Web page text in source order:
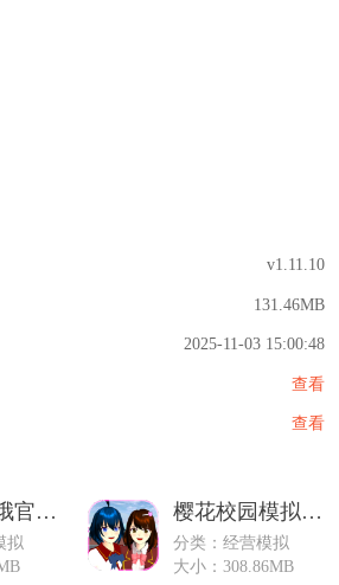
v1.11.10
131.46MB
2025-11-03 15:00:48
查看
查看
不要挂科哦官方最新版
拟
樱花校园模拟器安卓正版
分类：经营模拟
大小：308.86MB